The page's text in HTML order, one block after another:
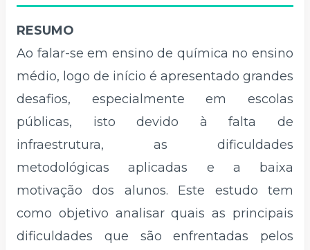
RESUMO
Ao falar-se em ensino de química no ensino
médio, logo de início é apresentado grandes
desafios, especialmente em escolas
públicas, isto devido à falta de
infraestrutura, as dificuldades
metodológicas aplicadas e a baixa
motivação dos alunos. Este estudo tem
como objetivo analisar quais as principais
dificuldades que são enfrentadas pelos